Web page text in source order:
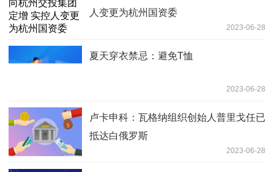
人变更为杭州国资委
2023-06-28
夏天穿衣禁忌：避免T恤
2023-06-28
卢卡申科：瓦格纳组织创始人普里戈任已
抵达白俄罗斯
2023-06-28